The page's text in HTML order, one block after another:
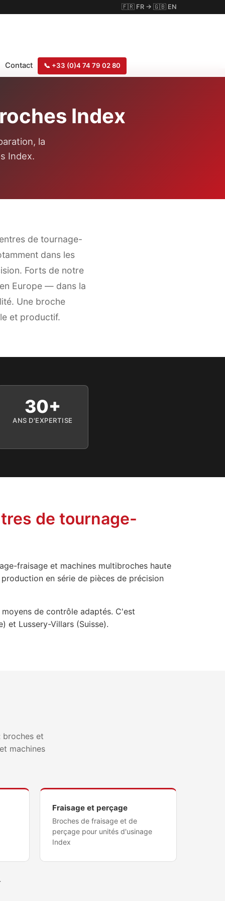
🇫🇷 FR → 🇬🇧 EN
Contact 📞 +33 (0)4 74 79 02 80
Index
la
Index.
de tournage-
dans les
Forts de notre
Europe — dans la
Une broche
et productif.
30+
ANS D'EXPERTISE
de tournage-
fraisage et machines multibroches haute
en série de pièces de précision
de contrôle adaptés. C'est
et Lussery-Villars (Suisse).
broches et
machines
Fraisage et perçage
Broches de fraisage et de
perçage pour unités d'usinage
Index